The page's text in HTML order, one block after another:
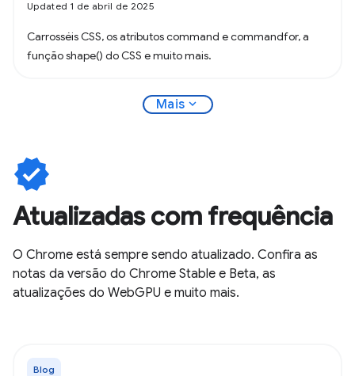
Updated 1 de abril de 2025
Carrosséis CSS, os atributos command e commandfor, a
função shape() do CSS e muito mais.
Mais expand_more
verified
Atualizadas com frequência
O Chrome está sempre sendo atualizado. Confira as
notas da versão do Chrome Stable e Beta, as
atualizações do WebGPU e muito mais.
Blog